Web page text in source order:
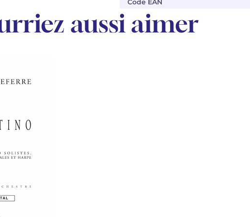
Code EAN
aussi aimer